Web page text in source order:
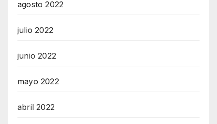
agosto 2022
julio 2022
junio 2022
mayo 2022
abril 2022